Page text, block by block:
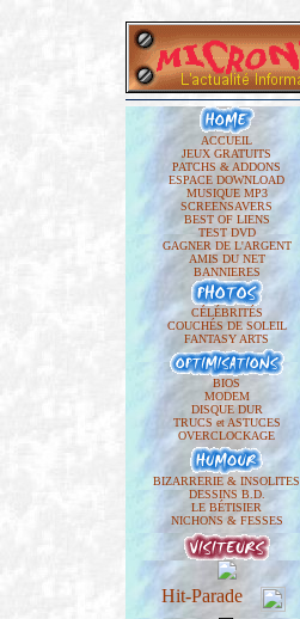
ACCUEIL
JEUX GRATUITS
PATCHS & ADDONS
ESPACE DOWNLOAD
MUSIQUE MP3
SCREENSAVERS
BEST OF LIENS
TEST DVD
GAGNER DE L'ARGENT
AMIS DU NET
BANNIERES
CÉLÉBRITÉS
COUCHÉS DE SOLEIL
FANTASY ARTS
BIOS
MODEM
DISQUE DUR
TRUCS et ASTUCES
OVERCLOCKAGE
BIZARRERIE & INSOLITES
DESSINS B.D.
LE BÉTISIER
NICHONS & FESSES